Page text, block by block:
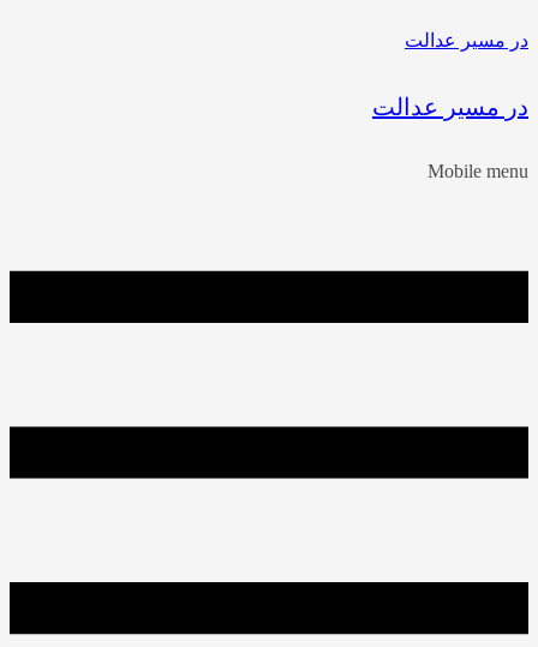
در مسیر عدالت
در مسیر عدالت
Mobile menu